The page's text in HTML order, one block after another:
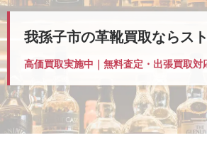
我孫子市の革靴買取ならス
高価買取実施中｜無料査定・出張買取対